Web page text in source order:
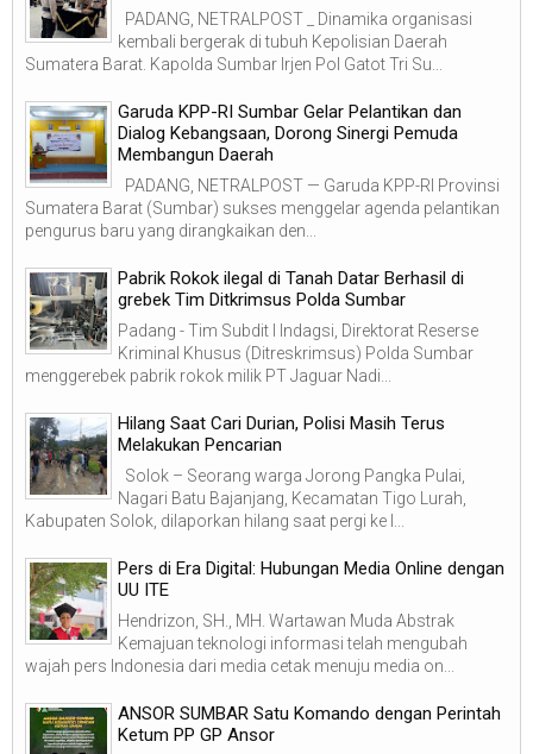
PADANG, NETRALPOST _ Dinamika organisasi
kembali bergerak di tubuh Kepolisian Daerah
Sumatera Barat. Kapolda Sumbar Irjen Pol Gatot Tri Su...
Garuda KPP-RI Sumbar Gelar Pelantikan dan
Dialog Kebangsaan, Dorong Sinergi Pemuda
Membangun Daerah
PADANG, NETRALPOST — Garuda KPP-RI Provinsi
Sumatera Barat (Sumbar) sukses menggelar agenda pelantikan
pengurus baru yang dirangkaikan den...
Pabrik Rokok ilegal di Tanah Datar Berhasil di
grebek Tim Ditkrimsus Polda Sumbar
Padang - Tim Subdit I Indagsi, Direktorat Reserse
Kriminal Khusus (Ditreskrimsus) Polda Sumbar
menggerebek pabrik rokok milik PT Jaguar Nadi...
Hilang Saat Cari Durian, Polisi Masih Terus
Melakukan Pencarian
Solok – Seorang warga Jorong Pangka Pulai,
Nagari Batu Bajanjang, Kecamatan Tigo Lurah,
Kabupaten Solok, dilaporkan hilang saat pergi ke l...
Pers di Era Digital: Hubungan Media Online dengan
UU ITE
Hendrizon, SH., MH. Wartawan Muda Abstrak
Kemajuan teknologi informasi telah mengubah
wajah pers Indonesia dari media cetak menuju media on...
ANSOR SUMBAR Satu Komando dengan Perintah
Ketum PP GP Ansor